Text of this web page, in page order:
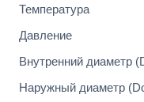
Температура
Давление
Внутренний диаметр
Наружный диаметр